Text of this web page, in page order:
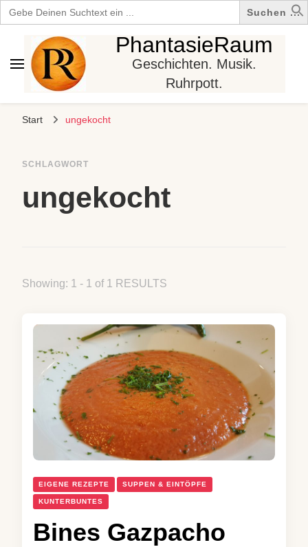
Search
for:
PhantasieRaum
Geschichten. Musik.
Ruhrpott.
Start ungekocht
SCHLAGWORT
ungekocht
Showing: 1 - 1 of 1 RESULTS
EIGENE REZEPTE SUPPEN & EINTÖPFE
KUNTERBUNTES
Bines Gazpacho